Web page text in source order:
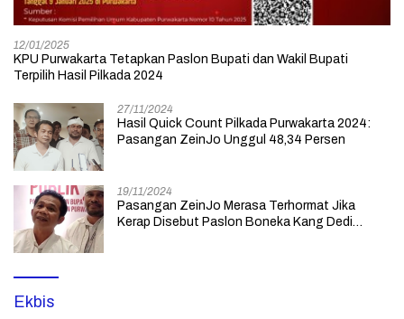
12/01/2025
KPU Purwakarta Tetapkan Paslon Bupati dan Wakil Bupati
Terpilih Hasil Pilkada 2024
27/11/2024
Hasil Quick Count Pilkada Purwakarta 2024:
Pasangan ZeinJo Unggul 48,34 Persen
19/11/2024
Pasangan ZeinJo Merasa Terhormat Jika
Kerap Disebut Paslon Boneka Kang Dedi
Ekbis